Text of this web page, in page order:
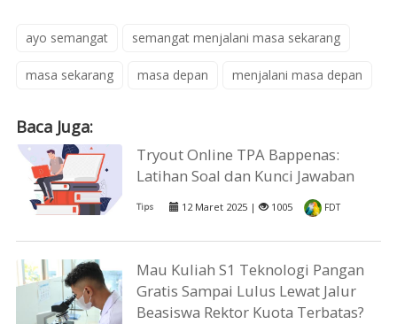
ayo semangat semangat menjalani masa sekarang
masa sekarang masa depan menjalani masa depan
Baca Juga:
Tryout Online TPA Bappenas:
Latihan Soal dan Kunci Jawaban
Tips 12 Maret 2025 | 1005 FDT
Mau Kuliah S1 Teknologi Pangan
Gratis Sampai Lulus Lewat Jalur
Beasiswa Rektor Kuota Terbatas?